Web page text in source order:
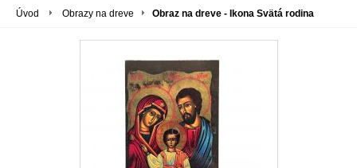
Úvod Obrazy na dreve Obraz na dreve - Ikona Svätá rodina